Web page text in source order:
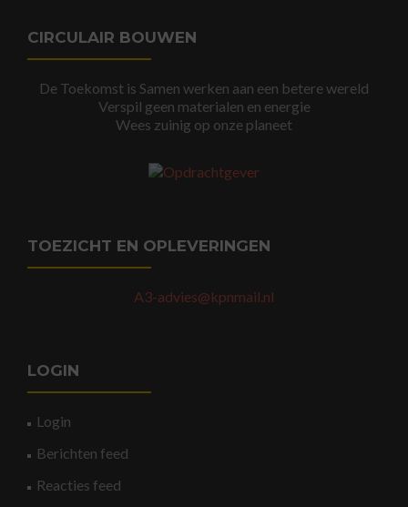
CIRCULAIR BOUWEN
De Toekomst is Samen werken aan een betere wereld
Verspil geen materialen en energie
Wees zuinig op onze planeet
TOEZICHT EN OPLEVERINGEN
A3-advies@kpnmail.nl
LOGIN
Login
Berichten feed
Reacties feed